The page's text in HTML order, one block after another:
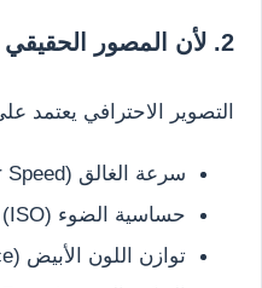
2. لأن المصور الحقيقي يحتاج حرية كاملة
التصوير الاحترافي يعتمد
سرعة الغالق (Shutter Speed)
حساسية الضوء (ISO)
توازن اللون الأبيض (White Balance)